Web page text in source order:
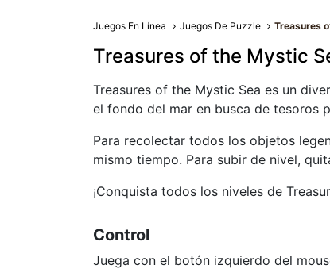
Juegos En Línea Juegos De Puzzle Treasures
Treasures of the Mystic
Treasures of the Mystic Sea es un
el fondo del mar en busca de tesoros
Para recolectar todos los objetos
mismo tiempo. Para subir de nivel,
¡Conquista todos los niveles de
Control
Juega con el botón izquierdo del